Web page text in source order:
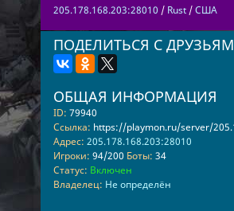
205.178.168.203:28010 / Rust/США
ПОДЕЛИТЬСЯ С
ОБЩАЯ ИНФОРМАЦИЯ
ID: 79940
Ссылка: https://playmon.ru/server/
Адрес: 205.178.168.203:28010
Игроки: 94/200 Боты: 34
Статус: Включен
Владелец: Не определён